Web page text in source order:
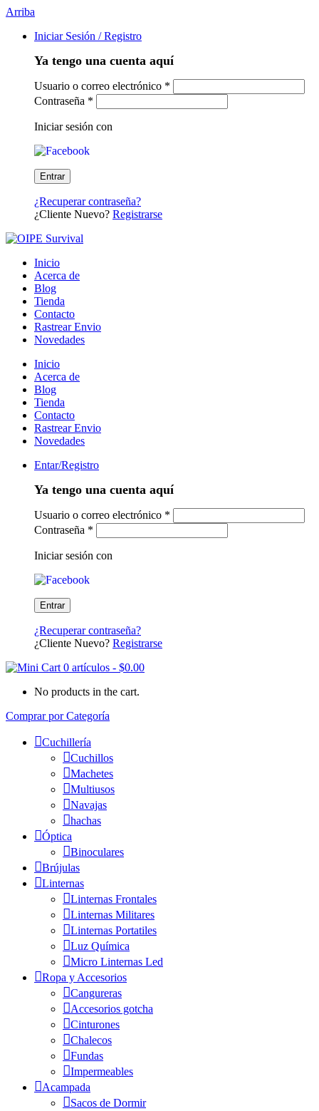
Arriba
Iniciar Sesión / Registro
Ya tengo una cuenta aquí
Usuario o correo electrónico *
Contraseña *
Iniciar sesión con
¿Recuperar contraseña?
¿Cliente Nuevo? Registrarse
Inicio
Acerca de
Blog
Tienda
Contacto
Rastrear Envio
Novedades
Inicio
Acerca de
Blog
Tienda
Contacto
Rastrear Envio
Novedades
Entar/Registro
Ya tengo una cuenta aquí
Usuario o correo electrónico *
Contraseña *
Iniciar sesión con
¿Recuperar contraseña?
¿Cliente Nuevo? Registrarse
0 artículos - $0.00
No products in the cart.
Comprar por Categoría
Cuchillería
Cuchillos
Machetes
Multiusos
Navajas
hachas
Óptica
Binoculares
Brújulas
Linternas
Linternas Frontales
Linternas Militares
Linternas Portatiles
Luz Química
Micro Linternas Led
Ropa y Accesorios
Cangureras
Accesorios gotcha
Cinturones
Chalecos
Fundas
Impermeables
Acampada
Sacos de Dormir